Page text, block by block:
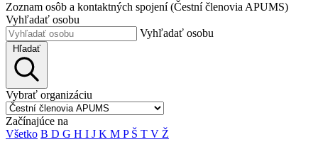
Zoznam osôb a kontaktných spojení (Čestní členovia APUMS)
Vyhľadať osobu
Vyhľadať osobu
Hľadať
Vybrať organizáciu
Začínajúce na
Všetko B D G H I J K M P Š T V Ž